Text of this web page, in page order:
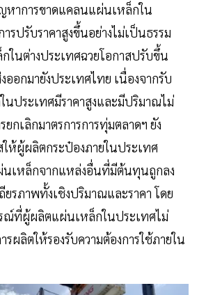
าการขาดแคลนแผ่นเหล็กใน
รปรับราคาสูงขึ้นอย่างไม่เป็นธรรม
ในต่างประเทศฉวยโอกาสปรับขึ้น
อกมายังประเทศไทย เนื่องจากรับ
นประเทศมีราคาสูงและมีปริมาณไม่
กเลิกมาตรการการทุ่มตลาดฯ ยัง
ให้ผู้ผลิตกระป๋องภายในประเทศ
นเหล็กจากแหล่งอื่นที่มีต้นทุนถูกลง
ยรภาพทั้งเชิงปริมาณและราคา โดย
ณ์ที่ผู้ผลิตแผ่นเหล็กในประเทศไม่
ผลิตให้รองรับความต้องการใช้ภายใน